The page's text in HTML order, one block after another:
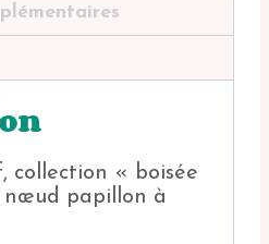
collection « boisée
nœud papillon à